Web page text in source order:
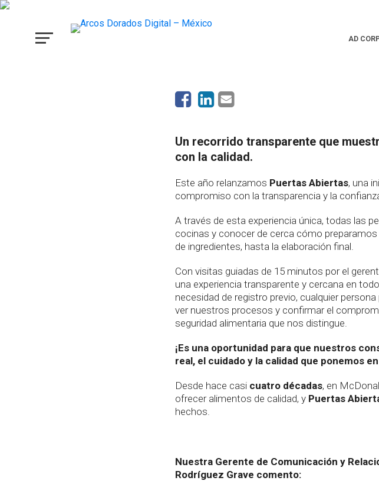
AD
Abiertas?
Un recorrido transparente que
con la calidad.
Este año relanzamos Puertas Abiertas, una
compromiso con la transparencia y la
A través de esta experiencia única, todas las
cocinas y conocer de cerca cómo
de ingredientes, hasta la elaboración final.
Con visitas guiadas de 15 minutos por el
una experiencia transparente y cercana en
necesidad de registro previo, cualquier
ver nuestros procesos y confirmar el
seguridad alimentaria que nos distingue.
¡Es una oportunidad para que nuestros
real, el cuidado y la calidad que ponemos
Desde hace casi cuatro décadas, en
ofrecer alimentos de calidad, y Puertas
hechos.
Nuestra Gerente de Comunicación y
Rodríguez Grave comento: